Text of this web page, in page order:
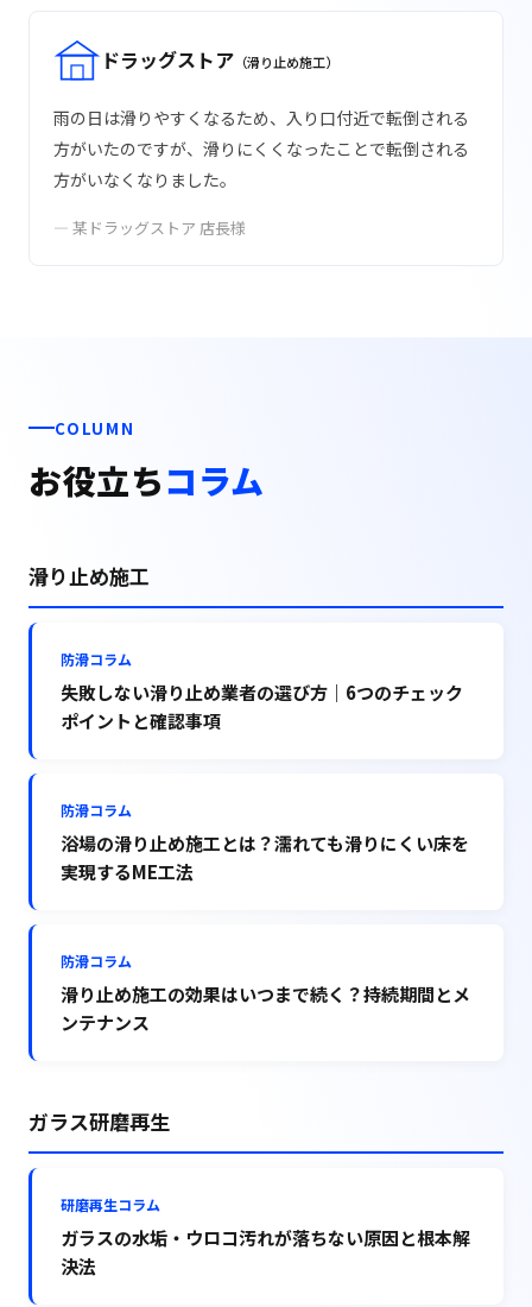
ドラッグストア （滑り止め施工）
雨の日は滑りやすくなるため、入り口付近で転倒される
方がいたのですが、滑りにくくなったことで転倒される
方がいなくなりました。
— 某ドラッグストア 店長様
COLUMN
お役立ちコラム
滑り止め施工
防滑コラム
失敗しない滑り止め業者の選び方｜6つのチェック
ポイントと確認事項
防滑コラム
浴場の滑り止め施工とは？濡れても滑りにくい床を
実現するME工法
防滑コラム
滑り止め施工の効果はいつまで続く？持続期間とメ
ンテナンス
ガラス研磨再生
研磨再生コラム
ガラスの水垢・ウロコ汚れが落ちない原因と根本解
決法